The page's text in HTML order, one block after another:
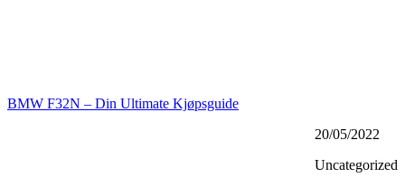
BMW F32N – Din Ultimate Kjøpsguide
20/05/2022
Uncategorized